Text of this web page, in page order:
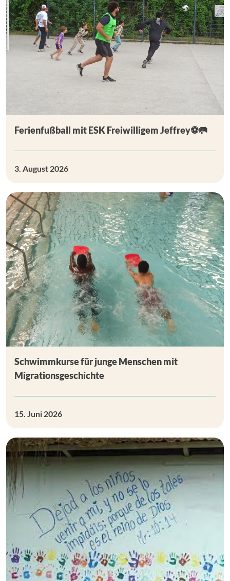
Ferienfußball mit ESK Freiwilligem Jeffrey⚽🥅
3. August 2026
Schwimmkurse für junge Menschen mit
Migrationsgeschichte
15. Juni 2026